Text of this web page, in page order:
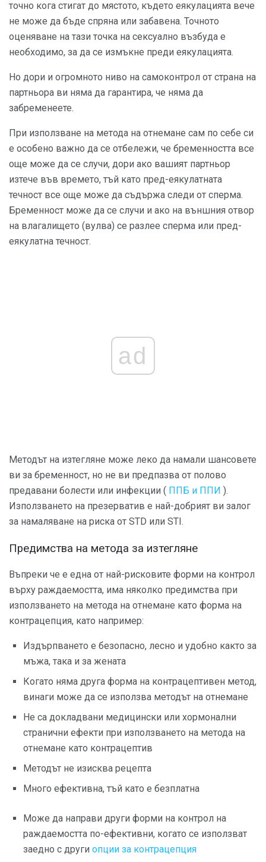
точно кога стигат до мястото, където еякулацията вече
не може да бъде спряна или забавена. Точното
оценяване на тази точка на сексуално възбуда е
необходимо, за да се измъкне преди еякулацията.
Но дори и огромното ниво на самоконтрол от страна на
партньора ви няма да гарантира, че няма да
забременеете.
При използване на метода на отнемане сам по себе си
е особено важно да се отбележи, че бременността все
още може да се случи, дори ако вашият партньор
изтече във времето, тъй като пред-еякулатната
течност все още може да съдържа следи от сперма.
Бременност може да се случи и ако на външния отвор
на влагалището (вулва) се разлее сперма или пред-
еякулатна течност.
ad
Методът на изтегляне може леко да намали шансовете
ви за бременност, но не ви предпазва от полово
предавани болести или инфекции ( ППБ и ППИ ).
Използването на презерватив е най-добрият ви залог
за намаляване на риска от STD или STI.
Предимства на метода за изтегляне
Въпреки че е една от най-рисковите форми на контрол
върху раждаемостта, има няколко предимства при
използването на метода на отнемане като форма на
контрацепция, като например:
Издърпването е безопасно, лесно и удобно както за
мъжа, така и за жената
Когато няма друга форма на контрацептивен метод,
винаги може да се използва методът на отнемане
Не са докладвани медицински или хормонални
странични ефекти при използването на метода на
отнемане като контрацептив
Методът не изисква рецепта
Много ефективна, тъй като е безплатна
Може да направи други форми на контрол на
раждаемостта по-ефективни, когато се използват
заедно с други опции за контрацепция